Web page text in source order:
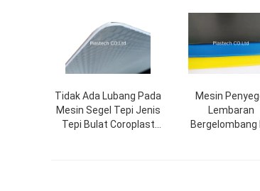
Tidak Ada Lubang Pada
Mesin Segel Tepi Jenis
Tepi Bulat Coroplast
Mesin
Lembaran
Bergelombang